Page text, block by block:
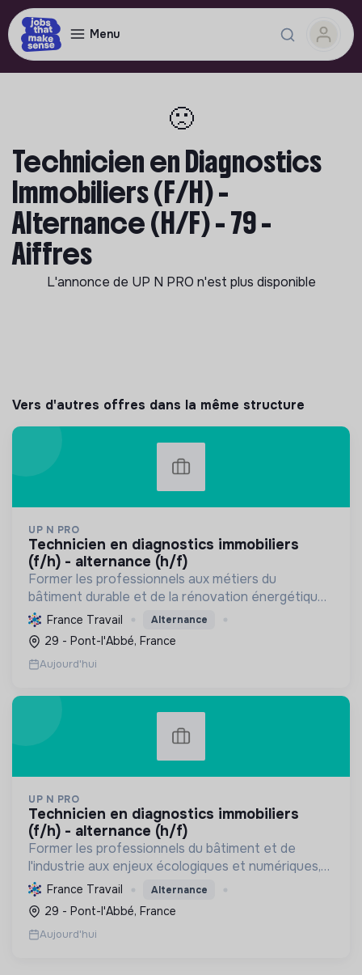
Menu
🙁
Technicien en Diagnostics
Immobiliers (F/H) -
Alternance (H/F) - 79 -
Aiffres
L'annonce de UP N PRO n'est plus disponible
Vers d'autres offres dans la même structure
UP N PRO
technicien en diagnostics immobiliers
(f/h) - alternance (h/f)
Former les professionnels aux métiers du
bâtiment durable et de la rénovation énergétique,
en contribuant à la sécurité des biens et à la
transition écologique.
France Travail Alternance
29 - Pont-l'Abbé, France
Aujourd'hui
UP N PRO
technicien en diagnostics immobiliers
(f/h) - alternance (h/f)
Former les professionnels du bâtiment et de
l'industrie aux enjeux écologiques et numériques,
en favorisant l'emploi durable, pour une transition
énergétique et sociale réussie.
France Travail Alternance
29 - Pont-l'Abbé, France
Aujourd'hui